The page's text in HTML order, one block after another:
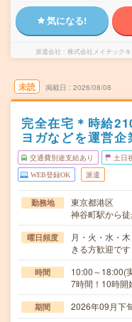
気になる!
派遣会社 株式会社メイテック
未読 掲載日 2026/08/08
完全在宅＊時給
ヨガなどを運営企
交通費別途支給あり 土日
WEB登録OK 派遣
勤務地
東京都港区
神谷町駅から
曜日頻度
月・火・水・
きる方歓迎で
時間
10:00～18:00(
7時間！10時
期間 2026年09月下